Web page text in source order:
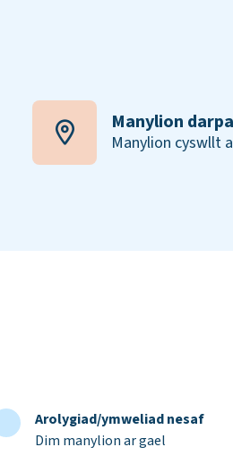
Manylion
Manylion cyswllt
Arolygiad/ymweliad nesaf
Dim manylion ar gael